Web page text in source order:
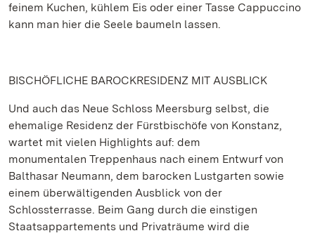
feinem Kuchen, kühlem Eis oder einer Tasse Cappuccino
kann man hier die Seele baumeln lassen.
BISCHÖFLICHE BAROCKRESIDENZ MIT AUSBLICK
Und auch das Neue Schloss Meersburg selbst, die
ehemalige Residenz der Fürstbischöfe von Konstanz,
wartet mit vielen Highlights auf: dem
monumentalen Treppenhaus nach einem Entwurf von
Balthasar Neumann, dem barocken Lustgarten sowie
einem überwältigenden Ausblick von der
Schlossterrasse. Beim Gang durch die einstigen
Staatsappartements und Privaträume wird die